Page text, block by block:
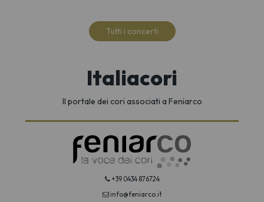
Tutti i concerti
Italiacori
Il portale dei cori associati a Feniarco
+39 0434 876724
info@feniarco.it